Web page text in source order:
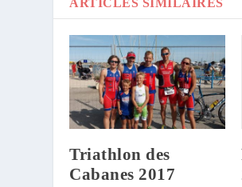
ARTICLES SIMILAIRES
Triathlon des
Cabanes 2017